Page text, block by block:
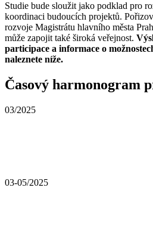
Studie bude sloužit jako podklad pro
koordinaci budoucích projektů.
rozvoje Magistrátu hlavního města
může zapojit také široká veřejnost.
participace a informace o
naleznete níže.
Časový harmonogram
03/2025
03-05/2025